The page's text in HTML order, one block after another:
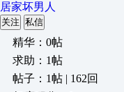
居家坏男人
关注 私信
精华：0帖
求助：1帖
帖子：1帖 | 162回